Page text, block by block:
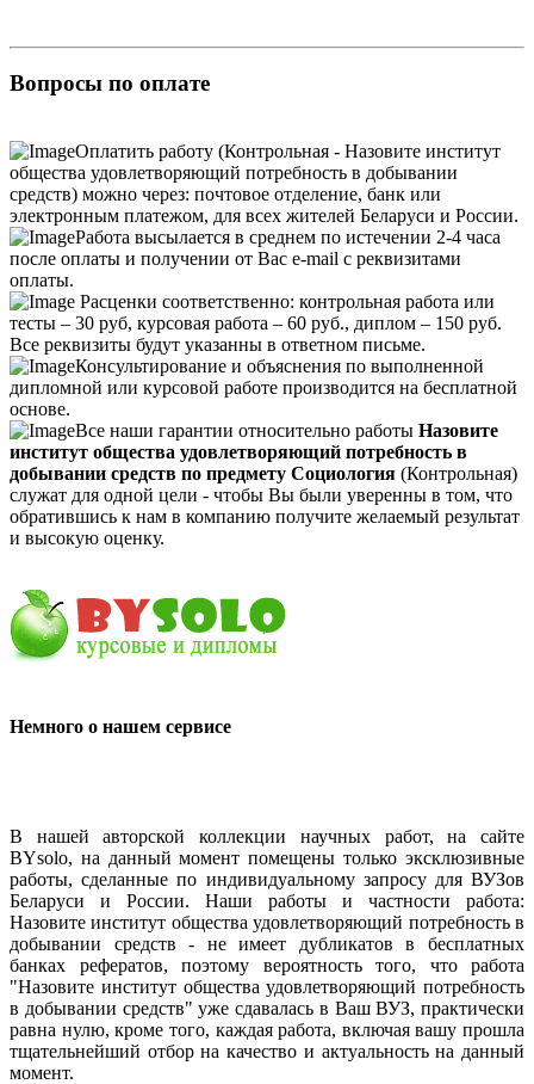
Вопросы по оплате
Оплатить работу (Контрольная - Назовите институт
общества удовлетворяющий потребность в добывании
средств) можно через: почтовое отделение, банк или
электронным платежом, для всех жителей Беларуси и России.
Работа высылается в среднем по истечении 2-4 часа
после оплаты и получении от Вас e-mail с реквизитами
оплаты.
Расценки соответственно: контрольная работа или
тесты – 30 руб, курсовая работа – 60 руб., диплом – 150 руб.
Все реквизиты будут указанны в ответном письме.
Консультирование и объяснения по выполненной
дипломной или курсовой работе производится на бесплатной
основе.
Все наши гарантии относительно работы Назовите
институт общества удовлетворяющий потребность в
добывании средств по предмету Социология (Контрольная)
служат для одной цели - чтобы Вы были уверенны в том, что
обратившись к нам в компанию получите желаемый результат
и высокую оценку.
Немного о нашем сервисе
В нашей авторской коллекции научных работ, на сайте
BYsolo, на данный момент помещены только эксклюзивные
работы, сделанные по индивидуальному запросу для ВУЗов
Беларуси и России. Наши работы и частности работа:
Назовите институт общества удовлетворяющий потребность в
добывании средств - не имеет дубликатов в бесплатных
банках рефератов, поэтому вероятность того, что работа
"Назовите институт общества удовлетворяющий потребность
в добывании средств" уже сдавалась в Ваш ВУЗ, практически
равна нулю, кроме того, каждая работа, включая вашу прошла
тщательнейший отбор на качество и актуальность на данный
момент.